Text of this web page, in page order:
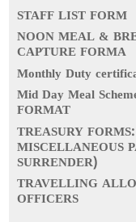
STAFF LIST FORM
NOON MEAL &
CAPTURE FORMA
Monthly Duty
Mid Day Meal
FORMAT
TREASURY
MISCELLANEOUS
SURRENDER)
TRAVELLING
OFFICERS